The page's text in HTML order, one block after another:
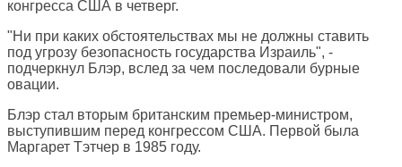
конгресса США в четверг.
"Ни при каких обстоятельствах мы не должны ставить
под угрозу безопасность государства Израиль", -
подчеркнул Блэр, вслед за чем последовали бурные
овации.
Блэр стал вторым британским премьер-министром,
выступившим перед конгрессом США. Первой была
Маргарет Тэтчер в 1985 году.